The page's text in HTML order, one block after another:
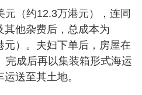
元（约12.3万港元），连同
其他杂费后，总成本为
元）。夫妇下单后，房屋在
完成后再以集装箱形式海运
送至其土地。